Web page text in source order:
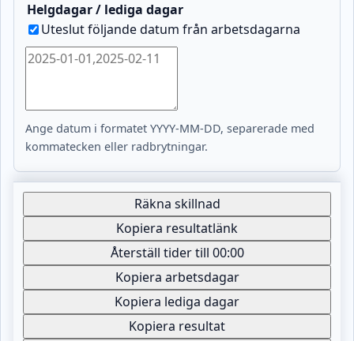
Helgdagar / lediga dagar
Uteslut följande datum från arbetsdagarna
Ange datum i formatet YYYY-MM-DD, separerade med
kommatecken eller radbrytningar.
Räkna skillnad
Kopiera resultatlänk
Återställ tider till 00:00
Kopiera arbetsdagar
Kopiera lediga dagar
Kopiera resultat